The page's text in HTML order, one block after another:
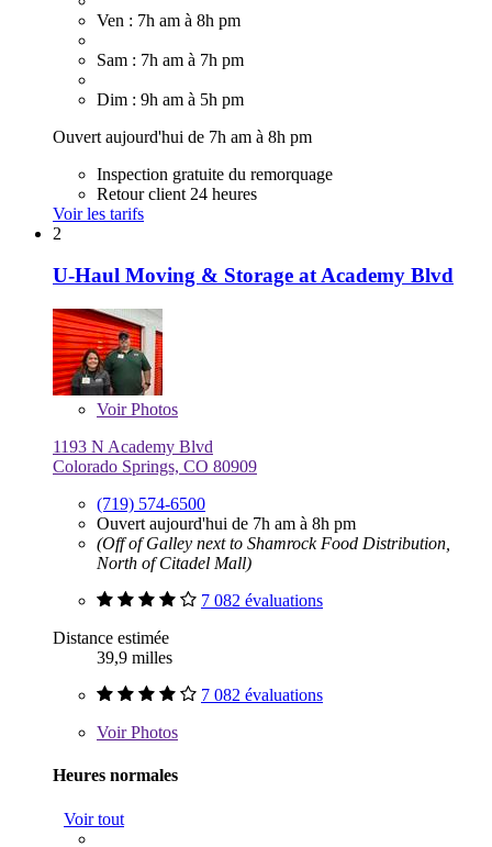
Ven : 7h am à 8h pm
Sam : 7h am à 7h pm
Dim : 9h am à 5h pm
Ouvert aujourd'hui de 7h am à 8h pm
Inspection gratuite du remorquage
Retour client 24 heures
Voir les tarifs
2
U-Haul Moving & Storage at Academy Blvd
VoirPhotos
1193 N Academy Blvd
Colorado Springs, CO 80909
(719) 574-6500
Ouvert aujourd'hui de 7h am à 8h pm
(Off of Galley next to Shamrock Food Distribution,
North of Citadel Mall)
7 082 évaluations
Distance estimée
39,9 milles
7 082 évaluations
VoirPhotos
Heures normales
Voir tout